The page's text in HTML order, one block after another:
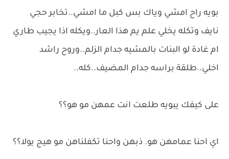
بويه راح امشي وياك بس كبل ما امشي..تخابر حجي
نايف وتكله يخلي علم يم هذا العار..ويكله اذا يجيب طاري
ام غادة لو البنات بالمشيه جدام الزلم..وروح راشد
اخلي..طلقة براسه جدام المضيف..كله..
على كيفك يبويه طلعت انت عمهن مو هو؟؟
اي احنا عمامهن هو. ذبهن واحنا تكفلناهن مو هيج يولا؟؟